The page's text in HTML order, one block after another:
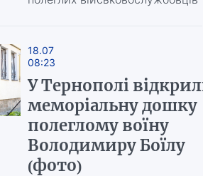
18.07
08:23
У Тернополі
меморіальну дошку
полеглому воїну
Володимиру Боїлу
(фото)